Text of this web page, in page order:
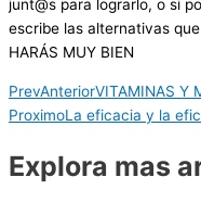
junt@s para lograrlo, o si
escribe las alternativas que
HARÁS MUY BIEN
PrevAnteriorVITAMINAS Y
ProximoLa eficacia y la
Explora mas